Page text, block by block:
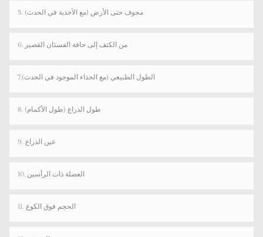
5. مجوف حتى الأرض (مع الأحذية في الحدث)
6. من الكتف إلى حافة الفستان القصير
7.الطول الطبيعي (مع الحذاء الموجود في الحدث)
8. طول الذراع (طول الأكمام)
9. عين الذراع
10. العضلة ذات الرأسين
11. الحجم فوق الكوع